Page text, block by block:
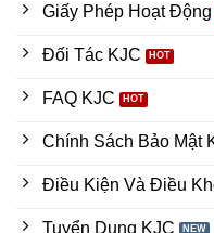
Giấy Phép Hoạt Động
Đối Tác KJC
FAQ KJC
Chính Sách Bảo Mật
Điều Kiện Và Điều
Tuyển Dụng KJC